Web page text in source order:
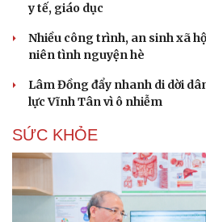
y tế, giáo dục
Nhiều công trình, an sinh xã
niên tình nguyện hè
Lâm Đồng đẩy nhanh di dời
lực Vĩnh Tân vì ô nhiễm
SỨC KHỎE